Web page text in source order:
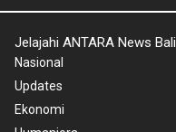
Jelajahi ANTARA News Bali
Nasional
Updates
Ekonomi